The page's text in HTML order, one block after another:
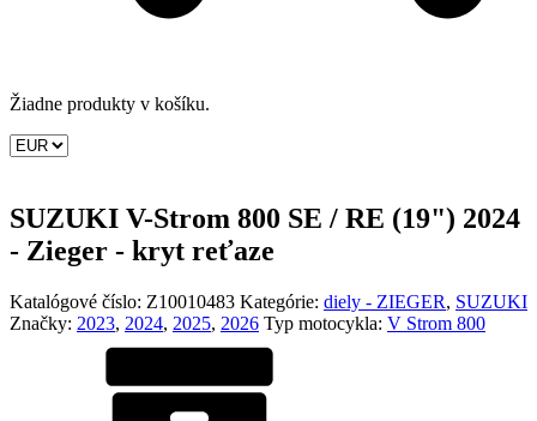
Žiadne produkty v košíku.
SUZUKI V-Strom 800 SE / RE (19") 2024
- Zieger - kryt reťaze
Katalógové číslo: Z10010483 Kategórie: diely - ZIEGER, SUZUKI
Značky: 2023, 2024, 2025, 2026 Typ motocykla: V Strom 800